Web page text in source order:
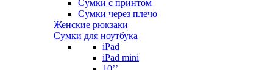
Сумки с принтом
Сумки через плечо
Женские рюкзаки
Сумки для ноутбука
iPad
iPad mini